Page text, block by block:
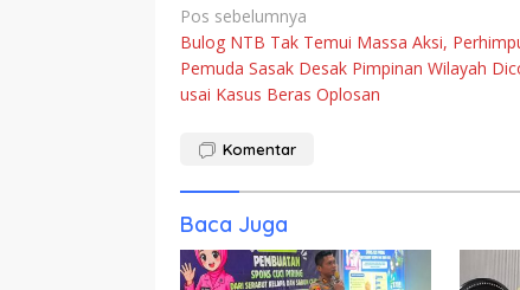
Navigasi
pos
Pos sebelumnya
Bulog NTB Tak Temui Massa Aksi,
Pemuda Sasak Desak Pimpinan Wilayah
usai Kasus Beras Oplosan
Komentar
Baca Juga